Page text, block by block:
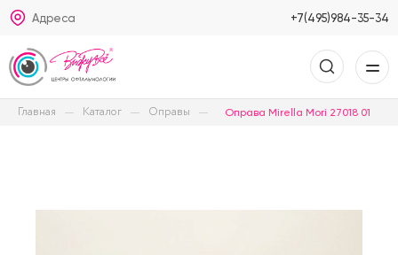
Адреса +7(495)984-35-34
Главная Каталог Оправы Оправа Mirella Mori 27018 01